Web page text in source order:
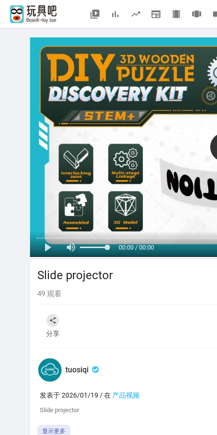
00:00 / 00:00
Slide projector
49 观看
分享
tuosiqi
发表于 2026/01/19 / 在 产品视频
⁣Slide projector
显示更多